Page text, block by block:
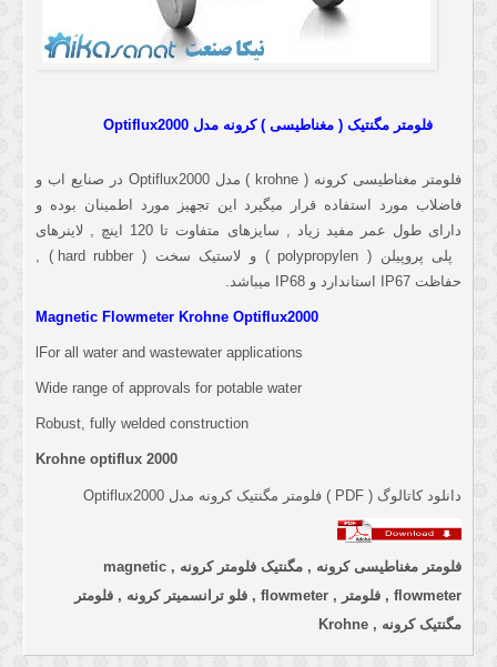
فلومتر مگنتیک ( مغناطیسی ) کرونه مدل Optiflux2000
فلومتر مغناطیسی کرونه ( krohne ) مدل Optiflux2000 در صنایع اب و
فاضلاب مورد استفاده قرار میگیرد این تجهیز مورد اطمینان بوده و
دارای طول عمر مفید زیاد , سایزهای متفاوت تا 120 اینچ , لاینرهای
پلی پروپیلن ( polypropylen ) و لاستیک سخت ( hard rubber ) ,
حفاظت IP67 استاندارد و IP68 میباشد.
Magnetic Flowmeter Krohne Optiflux2000
lFor all water and wastewater applications
Wide range of approvals for potable water
Robust, fully welded construction
Krohne optiflux 2000
دانلود کاتالوگ ( PDF ) فلومتر مگنتیک کرونه مدل Optiflux2000
فلومتر مغناطیسی کرونه , مگنتیک فلومتر کرونه , magnetic
flowmeter , فلومتر , flowmeter , فلو ترانسمیتر کرونه , فلومتر
مگنتیک کرونه , Krohne